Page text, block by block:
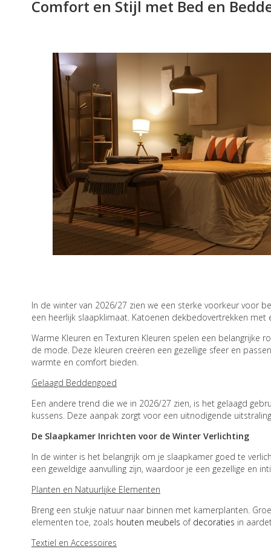
Comfort en Stijl met Bed en
In de winter van 2026/27 zien we een sterke voorkeur voor
een heerlijk slaapklimaat. Katoenen dekbedovertrekken
Warme Kleuren en Texturen Kleuren spelen een
de mode. Deze kleuren creëren een gezellige sfeer en
warmte en comfort bieden.
Gelaagd Beddengoed
Een andere trend die we in 2026/27 zien, is het gelaagd
kussens. Deze aanpak zorgt voor een uitnodigende
De Slaapkamer Inrichten voor de Winter Verlichting
In de winter is het belangrijk om je slaapkamer goed te
een geweldige aanvulling zijn, waardoor je een gezellige en
Planten en Natuurlijke Elementen
Breng een stukje natuur naar binnen met kamerplanten.
elementen toe, zoals houten meubels of decoraties in
Textiel en Accessoires